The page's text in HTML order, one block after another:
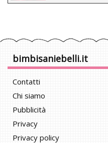
bimbisaniebelli.it
Contatti
Chi siamo
Pubblicità
Privacy
Privacy policy